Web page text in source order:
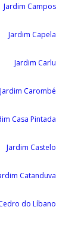
Jardim Campos
Jardim Capela
Jardim Carlu
Jardim Carombé
Casa Pintada
Jardim Castelo
Catanduva
do Líbano